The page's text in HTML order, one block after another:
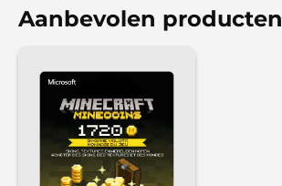
Aanbevolen producten